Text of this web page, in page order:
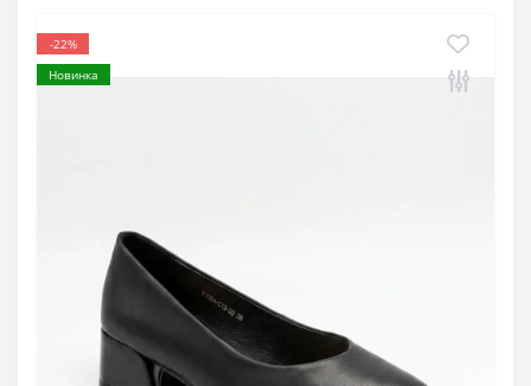
-22%
Новинка